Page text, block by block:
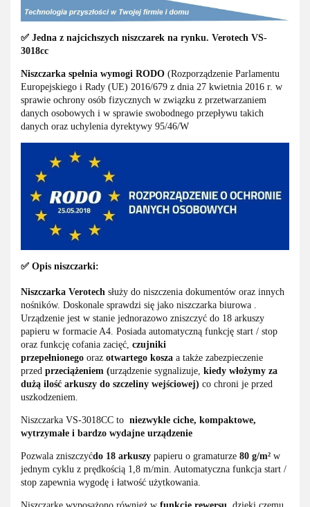
✅ Jedna z najcichszych niszczarek na rynku. Verotech VS-
3018cc
Niszczarka spełnia wymogi RODO (Rozporządzenie Parlamentu
Europejskiego i Rady (UE) 2016/679 z dnia 27 kwietnia 2016 r. w
sprawie ochrony osób fizycznych w związku z przetwarzaniem
danych osobowych i w sprawie swobodnego przepływu takich
danych oraz uchylenia dyrektywy 95/46/W
✅ Opis niszczarki:
Niszczarka Verotech służy do niszczenia dokumentów oraz innych
nośników. Doskonale sprawdzi się jako niszczarka biurowa .
Urządzenie jest w stanie jednorazowo zniszczyć do 18 arkuszy
papieru w formacie A4. Posiada automatyczną funkcję start / stop
oraz funkcję cofania zacięć, czujniki
przepełnionego oraz otwartego kosza a także zabezpieczenie
przed przeciążeniem (urządzenie sygnalizuje, kiedy włożymy za
dużą ilość arkuszy do szczeliny wejściowej) co chroni je przed
uszkodzeniem.
Niszczarka VS-3018CC to niezwykle ciche, kompaktowe,
wytrzymałe i bardzo wydajne urządzenie
Pozwala zniszczyćdo 18 arkuszy papieru o gramaturze 80 g/m² w
jednym cyklu z prędkością 1,8 m/min. Automatyczna funkcja start /
stop zapewnia wygodę i łatwość użytkowania.